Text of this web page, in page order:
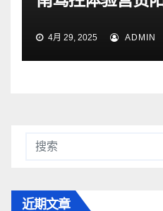
4月 29, 2025 ADMIN
近期文章